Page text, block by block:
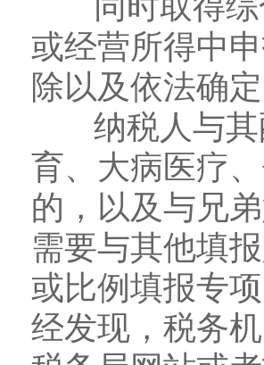
或经营所得中
除以及依法确
纳税人与其
育、大病医疗
的，以及与兄
需要与其他填
或比例填报专
经发现，税务